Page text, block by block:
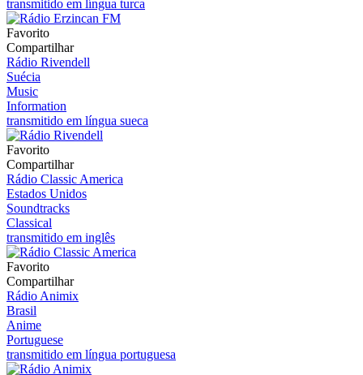
transmitido em língua turca
Favorito
Compartilhar
Rádio Rivendell
Suécia
Music
Information
transmitido em língua sueca
Favorito
Compartilhar
Rádio Classic America
Estados Unidos
Soundtracks
Classical
transmitido em inglês
Favorito
Compartilhar
Rádio Animix
Brasil
Anime
Portuguese
transmitido em língua portuguesa